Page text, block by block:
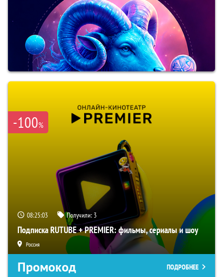
-100%
08:25:02 Получили: 3
Подписка RUTUBE + PREMIER: фильмы, сериалы и шоу
Россия
Промокод ПОДРОБНЕЕ